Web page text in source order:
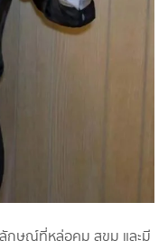
กษณ์ที่หล่อคม สุขุม และมี